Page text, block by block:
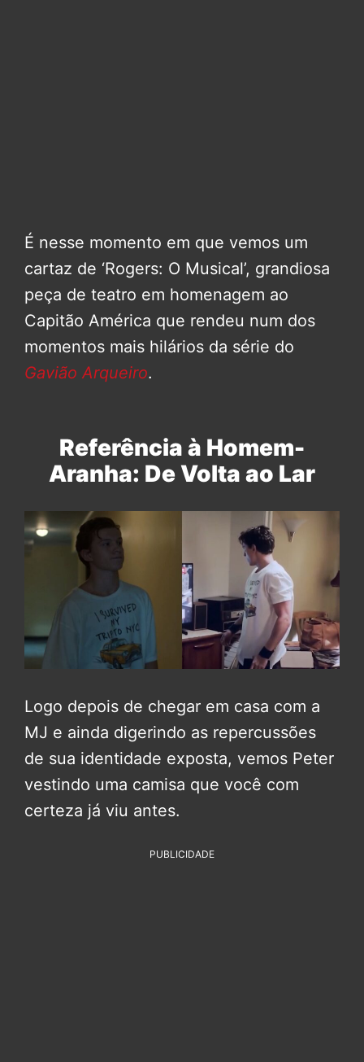
É nesse momento em que vemos um
cartaz de ‘Rogers: O Musical’, grandiosa
peça de teatro em homenagem ao
Capitão América que rendeu num dos
momentos mais hilários da série do
Gavião Arqueiro.
Referência à Homem-
Aranha: De Volta ao Lar
Logo depois de chegar em casa com a
MJ e ainda digerindo as repercussões
de sua identidade exposta, vemos Peter
vestindo uma camisa que você com
certeza já viu antes.
PUBLICIDADE